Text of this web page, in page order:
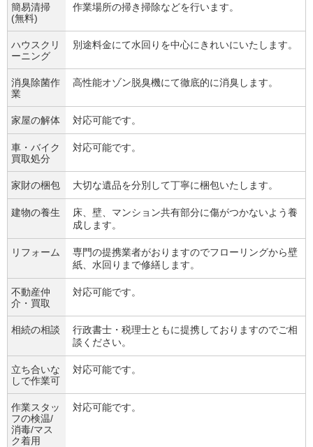
簡易清掃
(無料)
作業場所の掃き掃除などを行います。
ハウスクリ
ーニング
別途料金にて水回りを中心にきれいにいたします。
消臭除菌作
業
高性能オゾン脱臭機にて徹底的に消臭します。
家屋の解体 対応可能です。
車・バイク
買取処分
対応可能です。
家財の梱包 大切な遺品を分別して丁寧に梱包いたします。
建物の養生
床、壁、マンション共有部分に傷がつかないよう養
成します。
リフォーム
専門の提携業者がおりますのでフローリングから壁
紙、水回りまで修繕します。
不動産仲
介・買取
対応可能です。
相続の相談
行政書士・税理士ともに提携しておりますのでご相
談ください。
立ち合いな
しで作業可
対応可能です。
作業スタッ
フの検温/
消毒/マス
ク着用
対応可能です。